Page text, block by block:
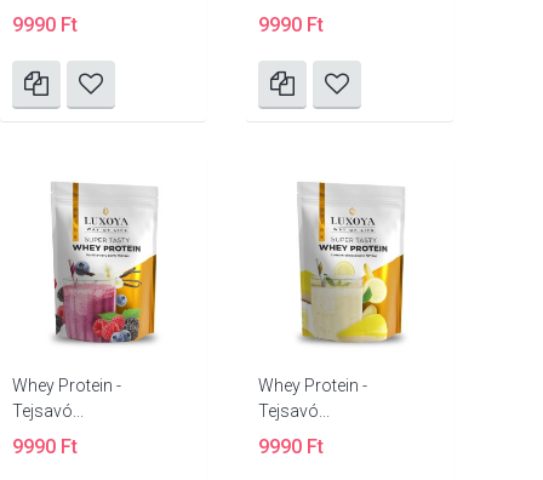
9990 Ft 9990 Ft
Whey Protein -
Tejsavó...
9990 Ft
Whey Protein -
Tejsavó...
9990 Ft